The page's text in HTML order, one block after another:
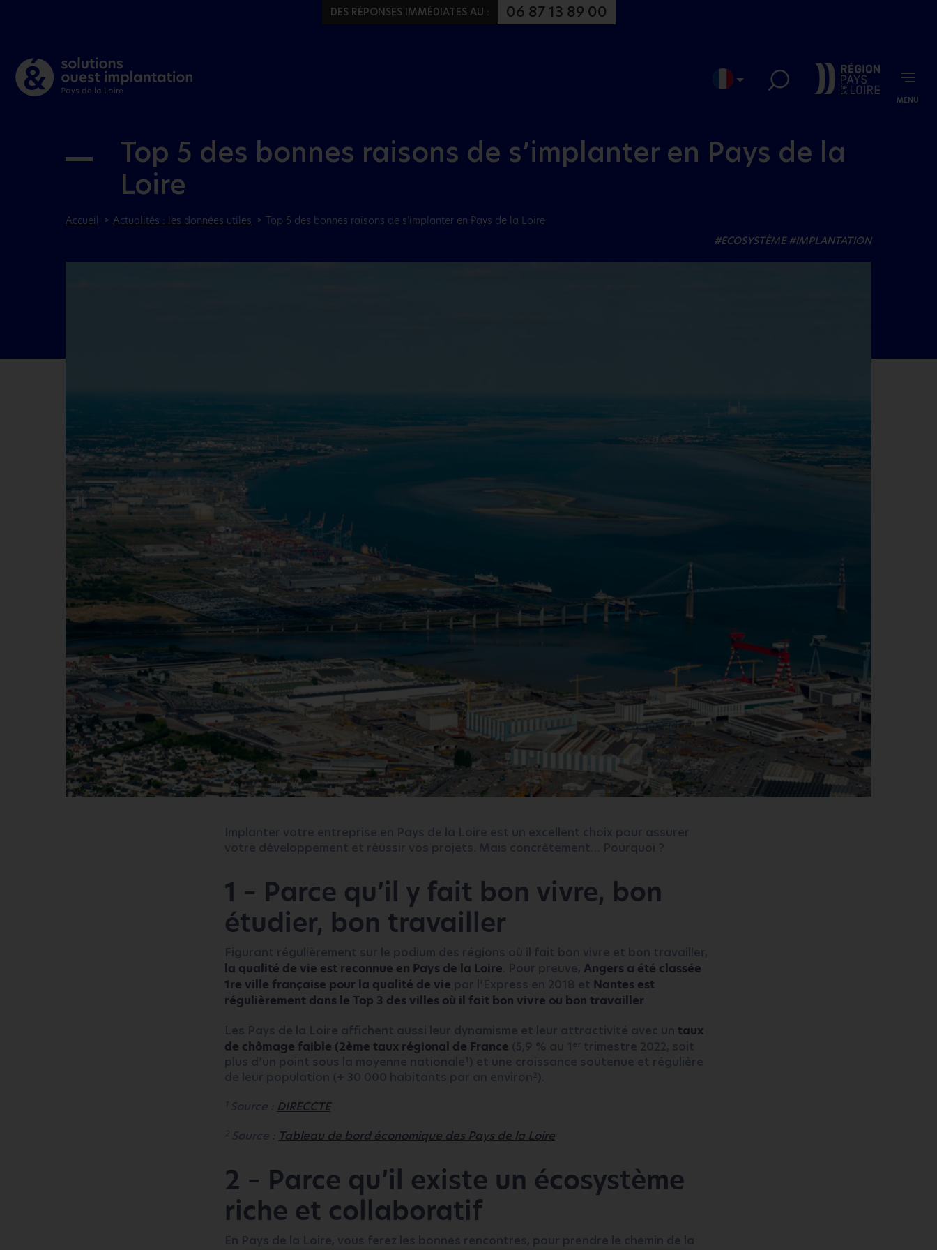
Aller au menu
Aller au contenu
DES RÉPONSES IMMÉDIATES AU : 06 87 13 89 00
JP
MENU
Top 5 des bonnes raisons de s’implanter en Pays de la
Loire
Accueil Actualités : les données utiles
Top 5 des bonnes raisons de s’implanter en Pays de la Loire
#ECOSYSTÈME #IMPLANTATION
Implanter votre entreprise en Pays de la Loire est un excellent choix pour assurer
votre développement et réussir vos projets. Mais concrètement… Pourquoi ?
1 – Parce qu’il y fait bon vivre, bon
étudier, bon travailler
Figurant régulièrement sur le podium des régions où il fait bon vivre et bon travailler,
la qualité de vie est reconnue en Pays de la Loire . Pour preuve, Angers a été classée
1re ville française pour la qualité de vie par l’Express en 2018 et Nantes est
régulièrement dans le Top 3 des villes où il fait bon vivre ou bon travailler
Les Pays de la Loire affichent aussi leur dynamisme et leur attractivité avec un taux
de chômage faible (2ème taux régional de France (5,9 % au 1 er trimestre 2022, soit
plus d’un point sous la moyenne nationale 1) et une croissance soutenue et régulière
de leur population (+ 30 000 habitants par an environ 2).
1 Source : DIRECCTE
2 Source : Tableau de bord économique des Pays de la Loire
2 – Parce qu’il existe un écosystème
riche et collaboratif
En Pays de la Loire, vous ferez les bonnes rencontres, pour prendre le chemin de la